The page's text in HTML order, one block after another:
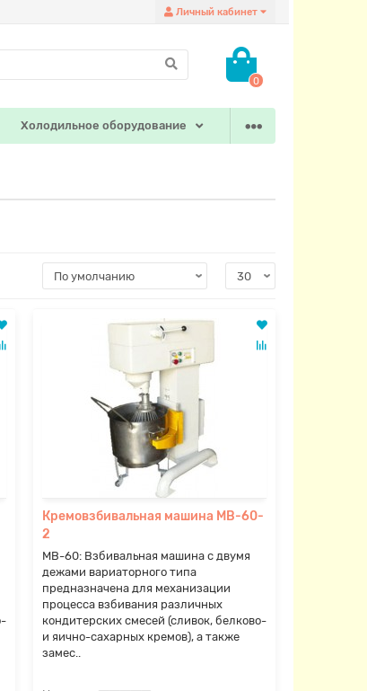
Личный кабинет
0
Холодильное оборудование
Кремовзбивальная машина МВ-60-
2
МВ-60: Взбивальная машина с двумя
дежами вариаторного типа
предназначена для механизации
процесса взбивания различных
кондитерских смесей (сливок, белково-
и яично-сахарных кремов), а также
замес..